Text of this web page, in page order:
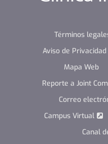
Términos
Aviso de Privacidad
Mapa Web
Reporte a Joint
Correo
Campus Virtual
Canal